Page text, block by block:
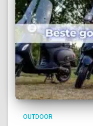
OUTDOOR